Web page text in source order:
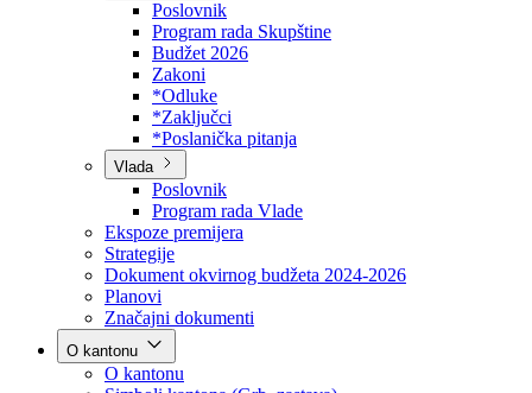
Skupština
Poslovnik
Program rada Skupštine
Budžet 2026
Zakoni
*Odluke
*Zaključci
*Poslanička pitanja
Vlada
Poslovnik
Program rada Vlade
Ekspoze premijera
Strategije
Dokument okvirnog budžeta 2024-2026
Planovi
Značajni dokumenti